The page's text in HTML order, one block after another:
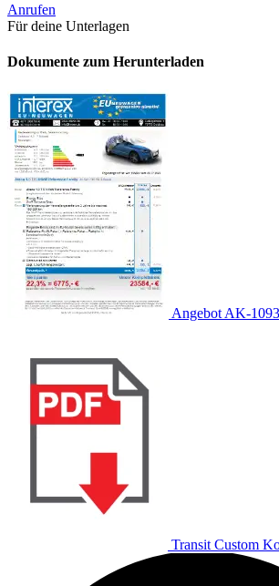
Anrufen
Für deine Unterlagen
Dokumente zum Herunterladen
Angebot AK-
Transit Custom